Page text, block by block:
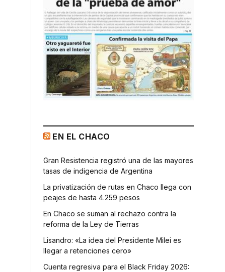
EN EL CHACO
Gran Resistencia registró una de las mayores
tasas de indigencia de Argentina
La privatización de rutas en Chaco llega con
peajes de hasta 4.259 pesos
En Chaco se suman al rechazo contra la
reforma de la Ley de Tierras
Lisandro: «La idea del Presidente Milei es
llegar a retenciones cero»
Cuenta regresiva para el Black Friday 2026: